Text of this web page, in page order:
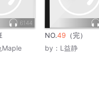
6144
Maple
NO.49 （完）
by： L益静